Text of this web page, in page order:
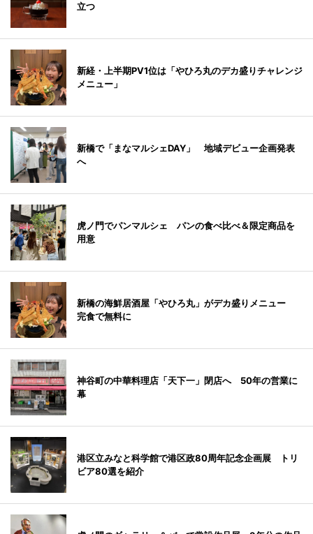
立つ
新経・上半期PV1位は「やひろ丸のデカ盛りチャレンジ
メニュー」
新橋で「まなマルシェDAY」 地域デビュー企画発表
へ
虎ノ門でパンマルシェ パンの食べ比べ＆限定商品を
用意
新橋の海鮮居酒屋「やひろ丸」がデカ盛りメニュー
完食で無料に
神谷町の中華料理店「天下一」閉店へ 50年の営業に
幕
港区立みなと科学館で港区政80周年記念企画展 トリ
ビア80選を紹介